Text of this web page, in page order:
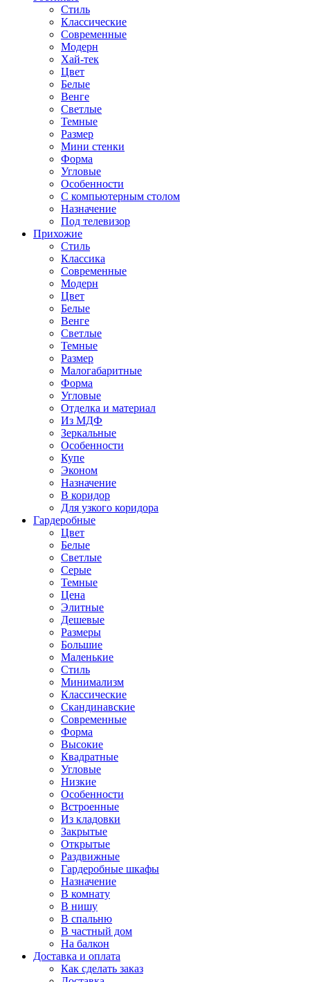
Стиль
Классические
Современные
Модерн
Хай-тек
Цвет
Белые
Венге
Светлые
Темные
Размер
Мини стенки
Форма
Угловые
Особенности
С компьютерным столом
Назначение
Под телевизор
Прихожие
Стиль
Классика
Современные
Модерн
Цвет
Белые
Венге
Светлые
Темные
Размер
Малогабаритные
Форма
Угловые
Отделка и материал
Из МДФ
Зеркальные
Особенности
Купе
Эконом
Назначение
В коридор
Для узкого коридора
Гардеробные
Цвет
Белые
Светлые
Серые
Темные
Цена
Элитные
Дешевые
Размеры
Большие
Маленькие
Стиль
Минимализм
Классические
Скандинавские
Современные
Форма
Высокие
Квадратные
Угловые
Низкие
Особенности
Встроенные
Из кладовки
Закрытые
Открытые
Раздвижные
Гардеробные шкафы
Назначение
В комнату
В нишу
В спальню
В частный дом
На балкон
Доставка и оплата
Как сделать заказ